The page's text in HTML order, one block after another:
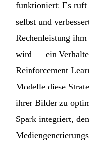
funktioniert: Es ruft
selbst und
Rechenleistung
wird — ein
Reinforcement
Modelle diese
ihrer Bilder zu
Spark integriert,